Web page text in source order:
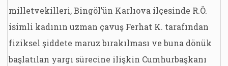
milletvekilleri, Bingöl’ün Karlıova ilçesinde R.Ö.
isimli kadının uzman çavuş Ferhat K. tarafından
fiziksel şiddete maruz bırakılması ve buna dönük
başlatılan yargı sürecine ilişkin Cumhurbaşkanı